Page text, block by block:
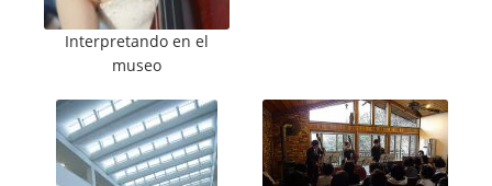
Interpretando en el
museo